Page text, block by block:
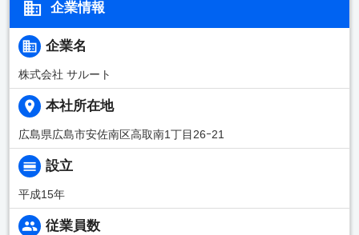
企業情報
企業名
株式会社 サルート
本社所在地
広島県広島市安佐南区高取南1丁目26ｰ21
設立
平成15年
従業員数